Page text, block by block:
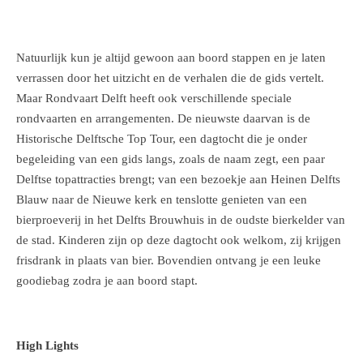
Natuurlijk kun je altijd gewoon aan boord stappen en je laten
verrassen door het uitzicht en de verhalen die de gids vertelt.
Maar Rondvaart Delft heeft ook verschillende speciale
rondvaarten en arrangementen. De nieuwste daarvan is de
Historische Delftsche Top Tour, een dagtocht die je onder
begeleiding van een gids langs, zoals de naam zegt, een paar
Delftse topattracties brengt; van een bezoekje aan Heinen Delfts
Blauw naar de Nieuwe kerk en tenslotte genieten van een
bierproeverij in het Delfts Brouwhuis in de oudste bierkelder van
de stad. Kinderen zijn op deze dagtocht ook welkom, zij krijgen
frisdrank in plaats van bier. Bovendien ontvang je een leuke
goodiebag zodra je aan boord stapt.
High Lights